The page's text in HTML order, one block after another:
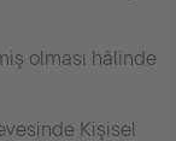
olması hâlinde
Kişisel